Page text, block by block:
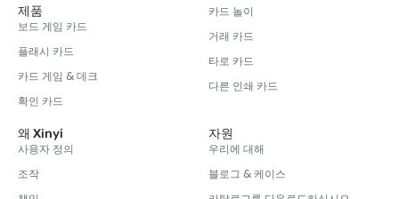
제품
보드 게임 카드
플래시 카드
카드 게임 & 데크
확인 카드
카드 놀이
거래 카드
타로 카드
다른 인쇄 카드
왜 Xinyi
사용자 정의
조작
자원
우리에 대해
블로그 & 케이스